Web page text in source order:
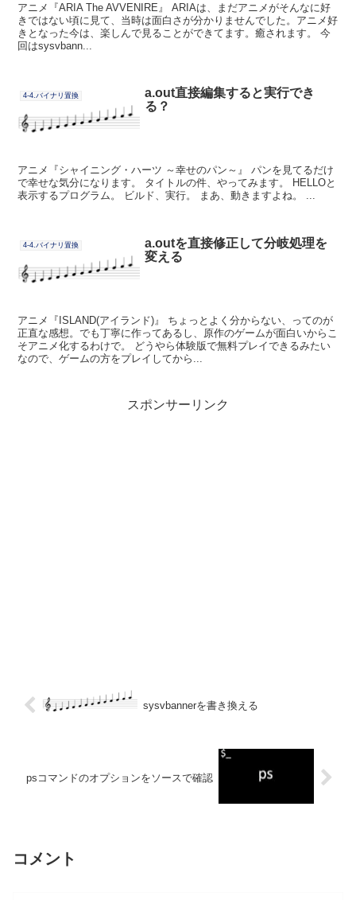
アニメ『ARIA The AVVENIRE』 ARIAは、まだアニメがそんなに好
きではない頃に見て、当時は面白さが分かりませんでした。アニメ好
きとなった今は、楽しんで見ることができてます。癒されます。 今
回はsysvbann...
4-4.バイナリ置換
a.out直接編集すると実行でき
る？
アニメ『シャイニング・ハーツ ～幸せのパン～』 パンを見てるだけ
で幸せな気分になります。 タイトルの件、やってみます。 HELLOと
表示するプログラム。 ビルド、実行。 まあ、動きますよね。 ...
4-4.バイナリ置換
a.outを直接修正して分岐処理を
変える
アニメ『ISLAND(アイランド)』 ちょっとよく分からない、ってのが
正直な感想。でも丁寧に作ってあるし、原作のゲームが面白いからこ
そアニメ化するわけで。 どうやら体験版で無料プレイできるみたい
なので、ゲームの方をプレイしてから...
スポンサーリンク
sysvbannerを書き換える
psコマンドのオプションをソースで確認
コメント